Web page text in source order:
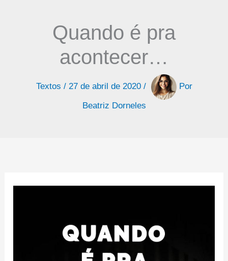
Quando é pra
acontecer…
Textos / 27 de abril de 2020 /
Por
Beatriz Dorneles